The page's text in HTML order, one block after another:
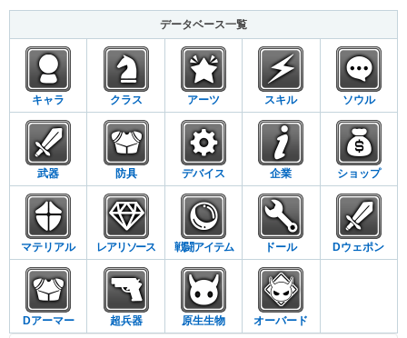
データベース一覧
キャラ クラス アーツ スキル ソウル
武器 防具 デバイス 企業 ショップ
マテリアル レアリソース 戦闘アイテム ドール Dウェポン
Dアーマー 超兵器 原生生物 オーバード